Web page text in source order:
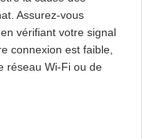
Assurez-vous
vérifiant votre signal
connexion est faible,
réseau Wi-Fi ou de